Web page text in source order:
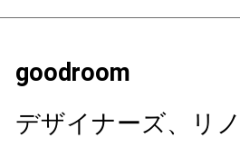
goodroom
デザイナーズ、リ